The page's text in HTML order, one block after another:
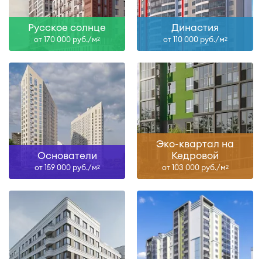
Русское солнце
от 170 000 руб./м2
Династия
от 110 000 руб./м2
Основатели
от 159 000 руб./м2
Эко-квартал на
Кедровой
от 103 000 руб./м2